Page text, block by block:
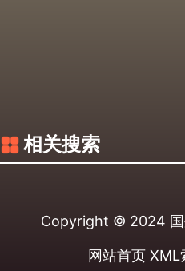
相关搜索
Copyright © 2024
网站首页 XML